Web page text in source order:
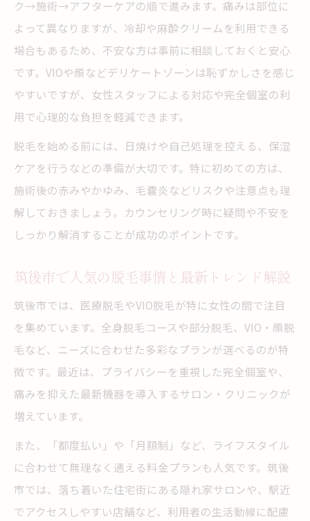
ク→施術→アフターケアの順で進みます。痛みは部位に
よって異なりますが、冷却や麻酔クリームを利用できる
場合もあるため、不安な方は事前に相談しておくと安心
です。VIOや顔などデリケートゾーンは恥ずかしさを感じ
やすいですが、女性スタッフによる対応や完全個室の利
用で心理的な負担を軽減できます。
脱毛を始める前には、日焼けや自己処理を控える、保湿
ケアを行うなどの準備が大切です。特に初めての方は、
施術後の赤みやかゆみ、毛嚢炎などリスクや注意点も理
解しておきましょう。カウンセリング時に疑問や不安を
しっかり解消することが成功のポイントです。
筑後市で人気の脱毛事情と最新トレンド解説
筑後市では、医療脱毛やVIO脱毛が特に女性の間で注目
を集めています。全身脱毛コースや部分脱毛、VIO・顔脱
毛など、ニーズに合わせた多彩なプランが選べるのが特
徴です。最近は、プライバシーを重視した完全個室や、
痛みを抑えた最新機器を導入するサロン・クリニックが
増えています。
また、「都度払い」や「月額制」など、ライフスタイル
に合わせて無理なく通える料金プランも人気です。筑後
市では、落ち着いた住宅街にある隠れ家サロンや、駅近
でアクセスしやすい店舗など、利用者の生活動線に配慮